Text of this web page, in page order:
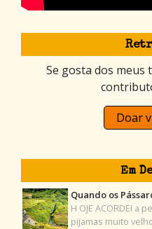
Se gosta dos meus
Doar
Em
Quando os
H OJE ACORDEI a
pijamas muito